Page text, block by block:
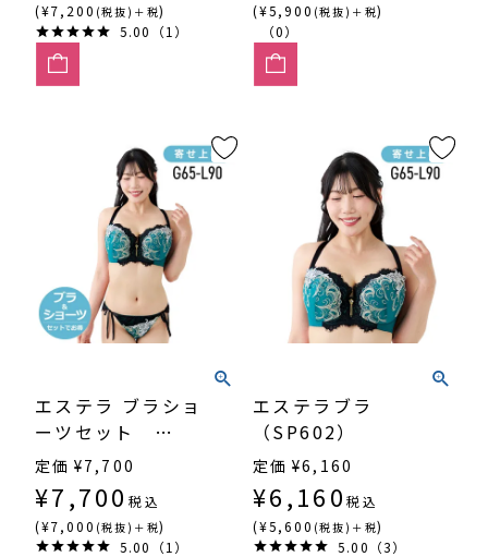
(¥7,200 (税抜)＋税)
5.00（1）
(¥5,900 (税抜)＋税)
（0）
エステラ ブラショ
ーツセット
（SP602）
定価 ¥7,700
¥7,700 税込
(¥7,000 (税抜)＋税)
5.00（1）
エステラブラ
（SP602）
定価 ¥6,160
¥6,160 税込
(¥5,600 (税抜)＋税)
5.00（3）